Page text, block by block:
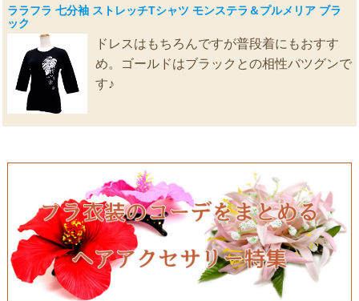
ララフラ 七分袖 ストレッチTシャツ モンステラ＆プルメリア ブラ
ック
ドレスはもちろんですが普段着にもおすす
め。ゴールドはブラックとの相性バツグンで
す♪